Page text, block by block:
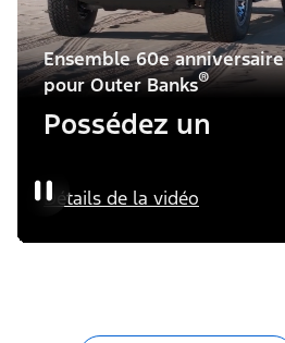
Ensemble 60e anniversaire
pour Outer Banks®
Possédez un
Détails de la vidéo